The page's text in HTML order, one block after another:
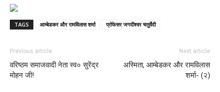
TAGS आम्बेडकर और रामविलास शर्मा प्रोफेसर जगदीश्वर चतुर्वेदी
Previous article
वरिष्ठम समाजवादी नेता स्व० सुरेंद्र
मोहन जी!
Next article
अस्मिता, आम्बेडकर और रामविलास
शर्मा- (२)